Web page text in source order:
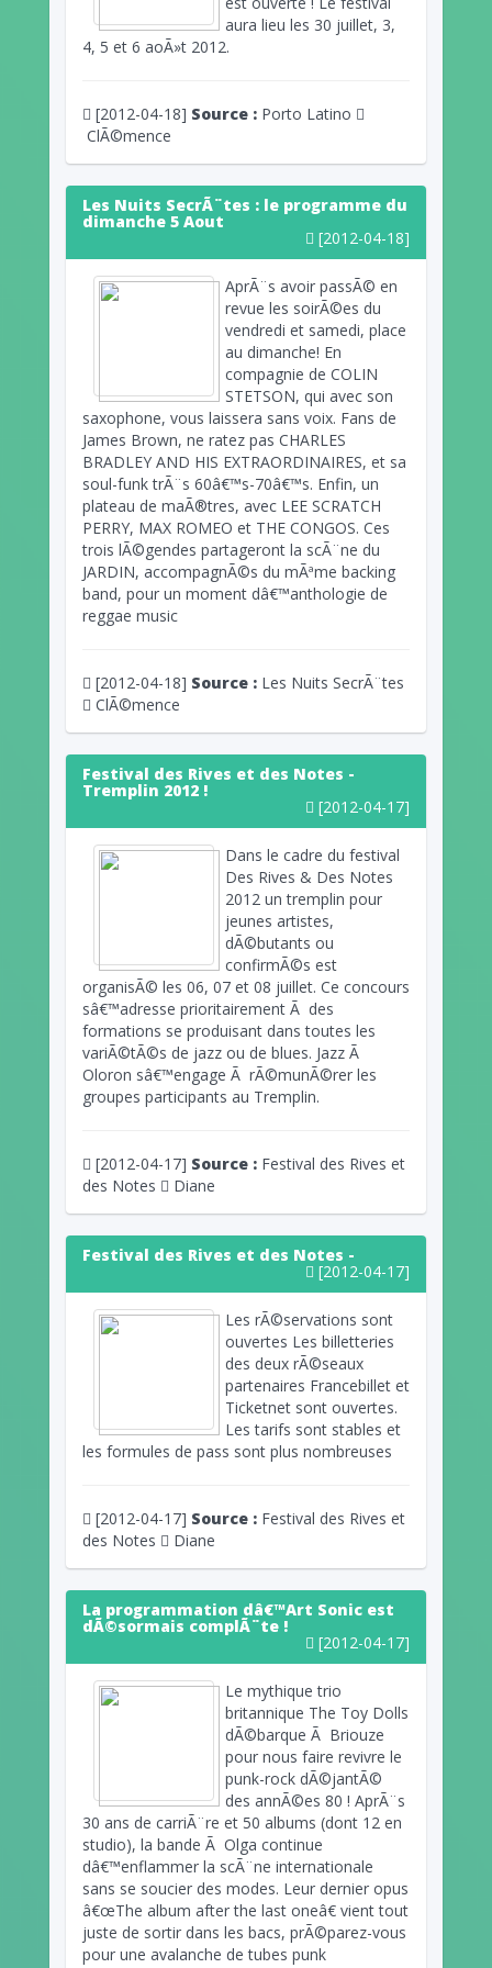
aura lieu les 30 juillet, 3,
4, 5 et 6 aoÃ»t 2012.
[2012-04-18] Source : Porto Latino
ClÃ©mence
Les Nuits SecrÃ¨tes : le programme du
dimanche 5 Aout
[2012-04-18]
AprÃ¨s avoir passÃ© en
revue les soirÃ©es du
vendredi et samedi, place
au dimanche! En
compagnie de COLIN
STETSON, qui avec son
saxophone, vous laissera sans voix. Fans de
James Brown, ne ratez pas CHARLES
BRADLEY AND HIS EXTRAORDINAIRES, et sa
soul-funk trÃ¨s 60â€™s-70â€™s. Enfin, un
plateau de maÃ®tres, avec LEE SCRATCH
PERRY, MAX ROMEO et THE CONGOS. Ces
trois lÃ©gendes partageront la scÃ¨ne du
JARDIN, accompagnÃ©s du mÃªme backing
band, pour un moment dâ€™anthologie de
reggae music
[2012-04-18] Source : Les Nuits SecrÃ¨tes
ClÃ©mence
Festival des Rives et des Notes -
Tremplin 2012 !
[2012-04-17]
Dans le cadre du festival
Des Rives & Des Notes
2012 un tremplin pour
jeunes artistes,
dÃ©butants ou
confirmÃ©s est
organisÃ© les 06, 07 et 08 juillet. Ce concours
sâ€™adresse prioritairement Ã des
formations se produisant dans toutes les
variÃ©tÃ©s de jazz ou de blues. Jazz Ã
Oloron sâ€™engage Ã rÃ©munÃ©rer les
groupes participants au Tremplin.
[2012-04-17] Source : Festival des Rives et
des Notes
Diane
Festival des Rives et des Notes -
[2012-04-17]
Les rÃ©servations sont
ouvertes Les billetteries
des deux rÃ©seaux
partenaires Francebillet et
Ticketnet sont ouvertes.
Les tarifs sont stables et
les formules de pass sont plus nombreuses
[2012-04-17] Source : Festival des Rives et
des Notes
Diane
La programmation dâ€™Art Sonic est
dÃ©sormais complÃ¨te !
[2012-04-17]
Le mythique trio
britannique The Toy Dolls
dÃ©barque Ã Briouze
pour nous faire revivre le
punk-rock dÃ©jantÃ©
des annÃ©es 80 ! AprÃ¨s
30 ans de carriÃ¨re et 50 albums (dont 12 en
studio), la bande Ã Olga continue
dâ€™enflammer la scÃ¨ne internationale
sans se soucier des modes. Leur dernier opus
â€œThe album after the last oneâ€ vient tout
juste de sortir dans les bacs, prÃ©parez-vous
pour une avalanche de tubes punk